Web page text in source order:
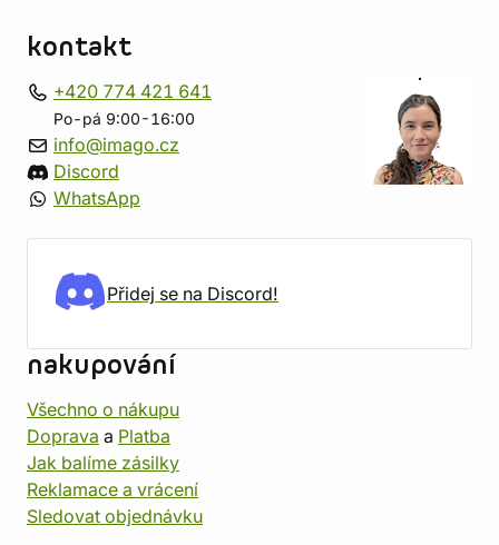
kontakt
+420 774 421 641
Po-pá 9:00-16:00
info@imago.cz
Discord
WhatsApp
Přidej se na Discord!
nakupování
Všechno o nákupu
Doprava a Platba
Jak balíme zásilky
Reklamace a vrácení
Sledovat objednávku